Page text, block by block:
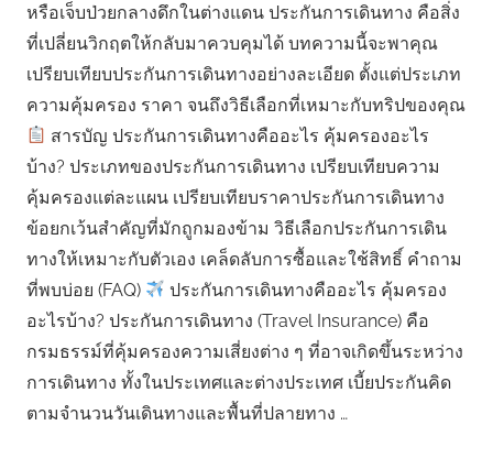
หรือเจ็บป่วยกลางดึกในต่างแดน ประกันการเดินทาง คือสิ่ง
ที่เปลี่ยนวิกฤตให้กลับมาควบคุมได้ บทความนี้จะพาคุณ
เปรียบเทียบประกันการเดินทางอย่างละเอียด ตั้งแต่ประเภท
ความคุ้มครอง ราคา จนถึงวิธีเลือกที่เหมาะกับทริปของคุณ
สารบัญ ประกันการเดินทางคืออะไร คุ้มครองอะไร
บ้าง? ประเภทของประกันการเดินทาง เปรียบเทียบความ
คุ้มครองแต่ละแผน เปรียบเทียบราคาประกันการเดินทาง
ข้อยกเว้นสำคัญที่มักถูกมองข้าม วิธีเลือกประกันการเดิน
ทางให้เหมาะกับตัวเอง เคล็ดลับการซื้อและใช้สิทธิ์ คำถาม
ที่พบบ่อย (FAQ)
ประกันการเดินทางคืออะไร คุ้มครอง
อะไรบ้าง? ประกันการเดินทาง (Travel Insurance) คือ
กรมธรรม์ที่คุ้มครองความเสี่ยงต่าง ๆ ที่อาจเกิดขึ้นระหว่าง
การเดินทาง ทั้งในประเทศและต่างประเทศ เบี้ยประกันคิด
ตามจำนวนวันเดินทางและพื้นที่ปลายทาง …